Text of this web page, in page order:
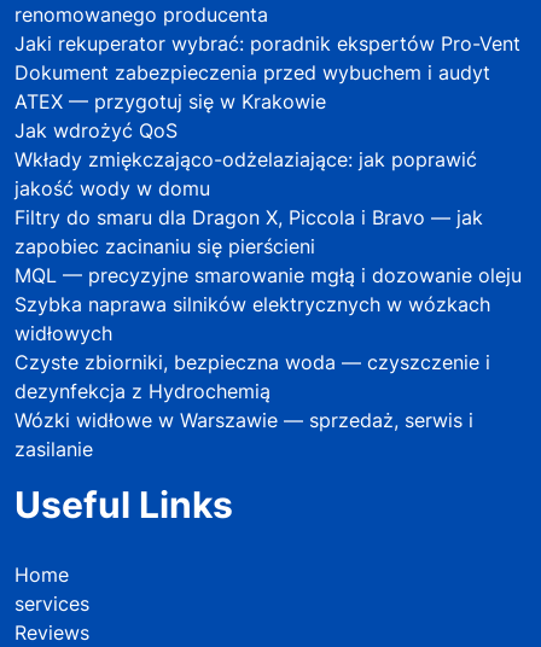
renomowanego producenta
Jaki rekuperator wybrać: poradnik ekspertów Pro-Vent
Dokument zabezpieczenia przed wybuchem i audyt
ATEX — przygotuj się w Krakowie
Jak wdrożyć QoS
Wkłady zmiękczająco-odżelaziające: jak poprawić
jakość wody w domu
Filtry do smaru dla Dragon X, Piccola i Bravo — jak
zapobiec zacinaniu się pierścieni
MQL — precyzyjne smarowanie mgłą i dozowanie oleju
Szybka naprawa silników elektrycznych w wózkach
widłowych
Czyste zbiorniki, bezpieczna woda — czyszczenie i
dezynfekcja z Hydrochemią
Wózki widłowe w Warszawie — sprzedaż, serwis i
zasilanie
Useful Links
Home
services
Reviews